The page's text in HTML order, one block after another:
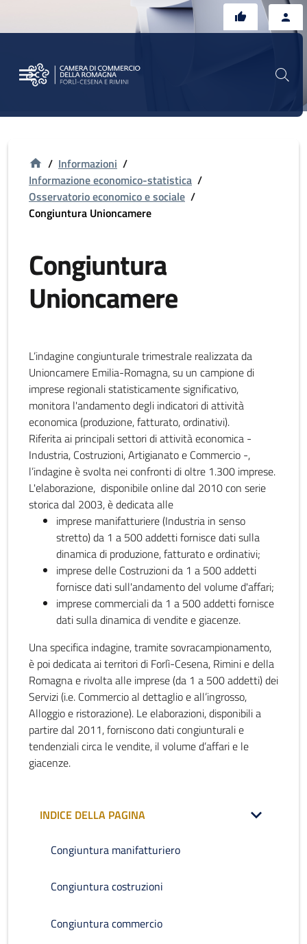
/ Informazioni /
Informazione economico-statistica /
Osservatorio economico e sociale /
Congiuntura Unioncamere
Congiuntura
Unioncamere
L’indagine congiunturale trimestrale realizzata da
Unioncamere Emilia-Romagna, su un campione di
imprese regionali statisticamente significativo,
monitora l'andamento degli indicatori di attività
economica (produzione, fatturato, ordinativi).
Riferita ai principali settori di attività economica -
Industria, Costruzioni, Artigianato e Commercio -,
l’indagine è svolta nei confronti di oltre 1.300 imprese.
L'elaborazione, disponibile online dal 2010 con serie
storica dal 2003, è dedicata alle
imprese manifatturiere (Industria in senso
stretto) da 1 a 500 addetti fornisce dati sulla
dinamica di produzione, fatturato e ordinativi;
imprese delle Costruzioni da 1 a 500 addetti
fornisce dati sull'andamento del volume d'affari;
imprese commerciali da 1 a 500 addetti fornisce
dati sulla dinamica di vendite e giacenze.
Una specifica indagine, tramite sovracampionamento,
è poi dedicata ai territori di Forlì-Cesena, Rimini e della
Romagna e rivolta alle imprese (da 1 a 500 addetti) dei
Servizi (i.e. Commercio al dettaglio e all’ingrosso,
Alloggio e ristorazione). Le elaborazioni, disponibili a
partire dal 2011, forniscono dati congiunturali e
tendenziali circa le vendite, il volume d’affari e le
giacenze.
INDICE DELLA PAGINA
Congiuntura manifatturiero
Congiuntura costruzioni
Congiuntura commercio